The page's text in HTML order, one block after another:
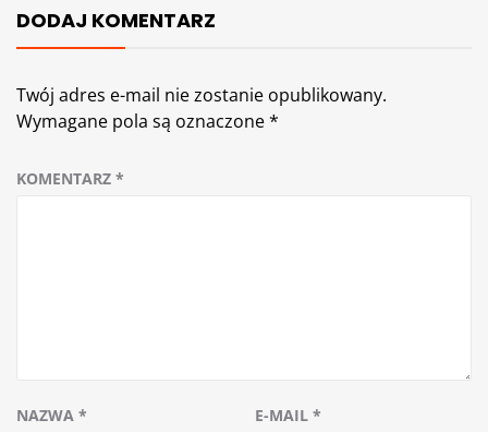
DODAJ KOMENTARZ
Twój adres e-mail nie zostanie opublikowany.
Wymagane pola są oznaczone*
KOMENTARZ *
NAZWA * E-MAIL *